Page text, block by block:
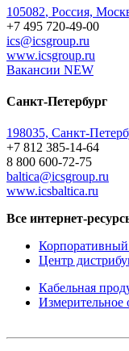
105082, Россия,
+7 495 720-49-00
ics@icsgroup.ru
www.icsgroup.ru
Вакансии NEW
Санкт-Петербург
198035, Санкт-
+7 812 385-14-64
8 800 600-72-75
baltica@icsgroup.ru
www.icsbaltica.ru
Все интернет-
Центр
Кабельная
Измерительное